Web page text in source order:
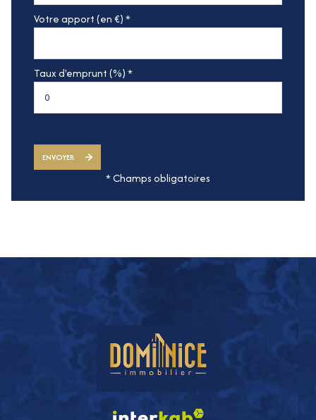
Votre apport (en €) *
Taux d'emprunt (%) *
ENVOYER
* Champs obligatoires